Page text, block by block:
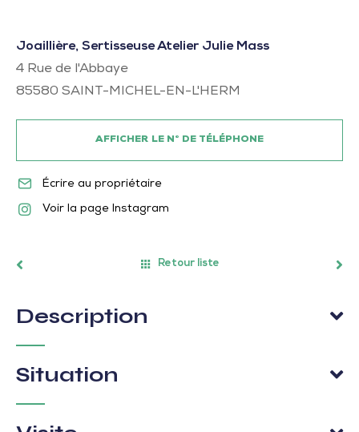
Joaillière, Sertisseuse Atelier Julie Mass
4 Rue de l'Abbaye
85580 SAINT-MICHEL-EN-L'HERM
AFFICHER LE N° DE TÉLÉPHONE
Écrire au propriétaire
Voir la page Instagram
Retour liste
Description
Situation